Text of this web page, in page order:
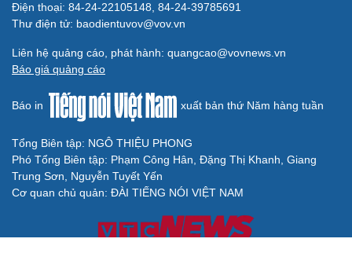
Điện thoại: 84-24-22105148, 84-24-39785691
Thư điện tử: baodientuvov@vov.vn
Liên hệ quảng cáo, phát hành: quangcao@vovnews.vn
Báo giá quảng cáo
Báo in xuất bản thứ Năm hàng tuần
Tổng Biên tập: NGÔ THIỆU PHONG
Phó Tổng Biên tập: Phạm Công Hân, Đặng Thị Khanh, Giang
Trung Sơn, Nguyễn Tuyết Yến
Cơ quan chủ quản: ĐÀI TIẾNG NÓI VIỆT NAM